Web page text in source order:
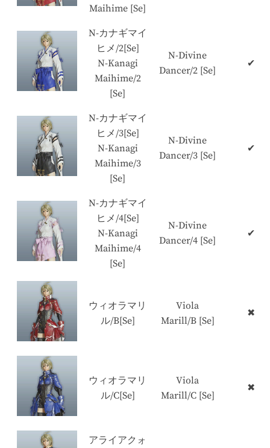
Maihime [Se]
N-カナギマイ
ヒメ/2[Se]
N-Kanagi
Maihime/2
[Se]
N-Divine
Dancer/2 [Se]
✔
N-カナギマイ
ヒメ/3[Se]
N-Kanagi
Maihime/3
[Se]
N-Divine
Dancer/3 [Se]
✔
N-カナギマイ
ヒメ/4[Se]
N-Kanagi
Maihime/4
[Se]
N-Divine
Dancer/4 [Se]
✔
ウィオラマリ
ル/B[Se]
Viola
Marill/B [Se]
✖
ウィオラマリ
ル/C[Se]
Viola
Marill/C [Se]
✖
アライアクォ